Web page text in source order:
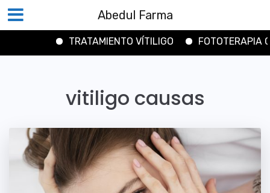
TRATAMIENTO VÍTILIGO
FOTOTERAPIA
vitiligo causas
Abedul Farma